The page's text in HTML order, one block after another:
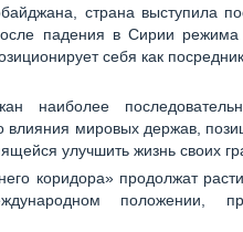
страна выступила
падения в Сирии
себя как
наиболее
влияния мировых держав,
улучшить жизнь своих
коридора» продолжат
положении,